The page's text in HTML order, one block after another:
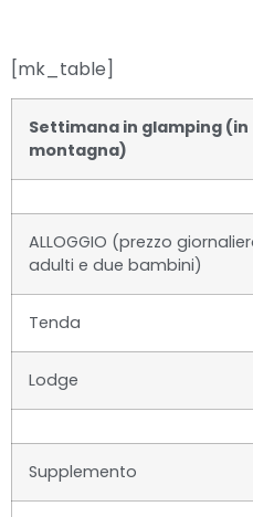
[mk_table]
Settimana in glamping (in
montagna)
ALLOGGIO (prezzo
adulti e due bambini)
Tenda
Lodge
Supplemento